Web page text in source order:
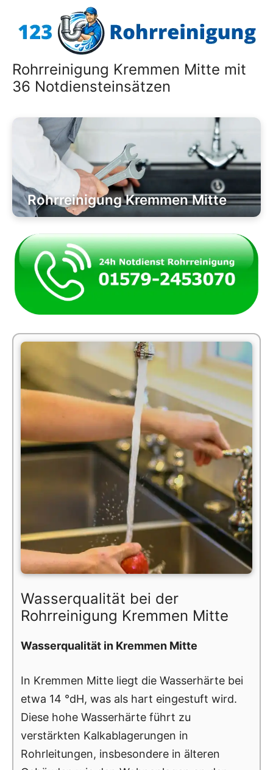
Inhalt
Rohrreinigung Kremmen Mitte mit
36 Notdiensteinsätzen
Rohrreinigung Kremmen Mitte
Wasserqualität bei der
Rohrreinigung Kremmen Mitte
Wasserqualität in Kremmen Mitte
In Kremmen Mitte liegt die Wasserhärte bei
etwa 14 °dH, was als hart eingestuft wird.
Diese hohe Wasserhärte führt zu
verstärkten Kalkablagerungen in
Rohrleitungen, insbesondere in älteren